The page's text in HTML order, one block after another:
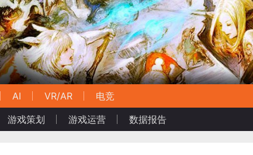
AI VR/AR
电竞
游戏策划 游戏运营 数据报告